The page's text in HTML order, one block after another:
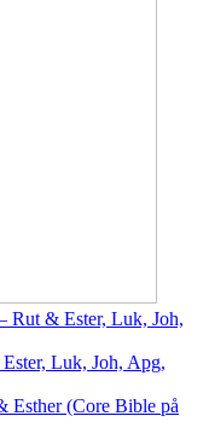
Rut & Ester, Luk, Joh,
Luk, Joh, Apg,
Esther (Core Bible på